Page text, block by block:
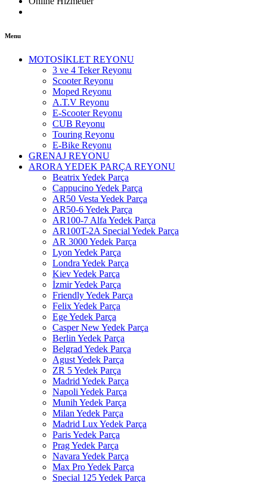
Menu
MOTOSİKLET REYONU
3 ve 4 Teker Reyonu
Scooter Reyonu
Moped Reyonu
A.T.V Reyonu
E-Scooter Reyonu
CUB Reyonu
Touring Reyonu
E-Bike Reyonu
GRENAJ REYONU
ARORA YEDEK PARÇA REYONU
Beatrix Yedek Parça
Cappucino Yedek Parça
AR50 Vesta Yedek Parça
AR50-6 Yedek Parça
AR100-7 Alfa Yedek Parça
AR100T-2A Special Yedek Parça
AR 3000 Yedek Parça
Lyon Yedek Parça
Londra Yedek Parça
Kiev Yedek Parça
İzmir Yedek Parça
Friendly Yedek Parça
Felix Yedek Parça
Ege Yedek Parça
Casper New Yedek Parça
Berlin Yedek Parça
Belgrad Yedek Parça
Agust Yedek Parça
ZR 5 Yedek Parça
Madrid Yedek Parça
Napoli Yedek Parça
Munih Yedek Parça
Milan Yedek Parça
Madrid Lux Yedek Parça
Paris Yedek Parça
Prag Yedek Parça
Navara Yedek Parça
Max Pro Yedek Parça
Special 125 Yedek Parça